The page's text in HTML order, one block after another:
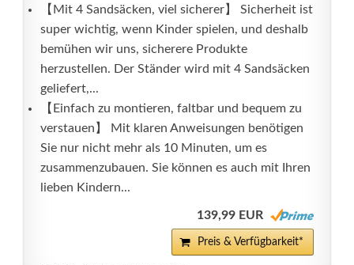
【Mit 4 Sandsäcken, viel sicherer】 Sicherheit ist
super wichtig, wenn Kinder spielen, und deshalb
bemühen wir uns, sicherere Produkte
herzustellen. Der Ständer wird mit 4 Sandsäcken
geliefert,...
【Einfach zu montieren, faltbar und bequem zu
verstauen】 Mit klaren Anweisungen benötigen
Sie nur nicht mehr als 10 Minuten, um es
zusammenzubauen. Sie können es auch mit Ihren
lieben Kindern...
139,99 EUR
Preis & Verfügbarkeit*